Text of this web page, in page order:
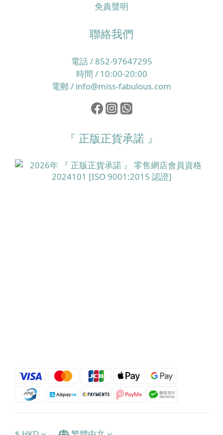
免責聲明
聯絡我們
電話 / 852-97647295
時間 / 10:00-20:00
電郵 / info@miss-fabulous.com
『 正版正貨承諾 』